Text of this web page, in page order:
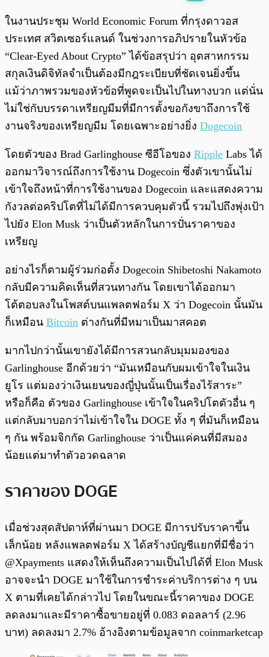
พร้อมเล่น
ในงานประชุม World Economic Forum ที่กรุงดาวอส
ประเทศ สวิตเซอร์แลนด์ ในช่วงการอภิปรายในหัวข้อ
“Clear-Eyed About Crypto” ได้ข้อสรุปว่า อุตสาหกรรม
สกุลเงินดิจิทัลจำเป็นต้องมีกฎระเบียบที่ชัดเจนยิ่งขึ้น
แม้ว่าภาพรวมของหัวข้อที่พูดจะเป็นไปในทางบวก แต่นั่น
ไม่ใช่กับบรรดาเหรียญมีมที่มีการตั้งขอกังขาถึงการใช้
งานจริงของเหรียญมีม โดยเฉพาะอย่างยิ่ง Dogecoin
โดยตัวของ Brad Garlinghouse ซีอีโอของ Ripple Labs ได้
ออกมาวิจารณ์ถึงการใช้งาน Dogecoin ซึ่งตัวเขานั้นไม่
เข้าใจถึงหน้าที่การใช้งานของ Dogecoin และแสดงความ
กังวลต่อคริปโตที่ไม่ได้มีการควบคุมตัวนี้ รวมไปถึงพุ่งเป้า
ไปยัง Elon Musk ว่าเป็นตัวหลักในการปั่นราคาของ
เหรียญ
อย่างไรก็ตามผู้ร่วมก่อตั้ง Dogecoin Shibetoshi Nakamoto
กลับมีความคิดเห็นที่สวนทางกัน โดยเขาได้ออกมา
โต้ตอบลงในโพสต์บนแพลตฟอร์ม X ว่า Dogecoin นั้นมัน
ก็เหมือน Bitcoin ต่างกันที่มีหมาเป็นมาสคอต
มากไปกว่านั้นเขายังได้มีการสวนกลับมุมมองของ
Garlinghouse อีกด้วยว่า “มันเหมือนกับผมเข้าใจในเงิน
ยูโร แต่มองว่าเงินเยนของญี่ปุ่นนั้นเป็นเรื่องไร้สาระ”
หรือก็คือ ตัวของ Garlinghouse เข้าใจในคริปโตตัวอื่น ๆ
แต่กลับมาบอกว่าไม่เข้าใจใน DOGE ทั้ง ๆ ที่มันก็เหมือน
ๆ กัน พร้อมจิกกัด Garlinghouse ว่าเป็นแค่คนที่มีสมอง
น้อยแต่มาทำตัวอวดฉลาด
ราคาของ DOGE
เมื่อช่วงสุดสัปดาห์ที่ผ่านมา DOGE มีการปรับราคาขึ้น
เล็กน้อย หลังแพลตฟอร์ม X ได้สร้างบัญชีแยกที่มีชื่อว่า
@Xpayments แสดงให้เห็นถึงความเป็นไปได้ที่ Elon Musk
อาจจะนำ DOGE มาใช้ในการชำระค่าบริการต่าง ๆ บน
X ตามที่เคยได้กล่าวไป โดยในขณะนี้ราคาของ DOGE
ลดลงมาและมีราคาซื้อขายอยู่ที่ 0.083 ดอลลาร์ (2.96
บาท) ลดลงมา 2.7% อ้างอิงตามข้อมูลจาก coinmarketcap